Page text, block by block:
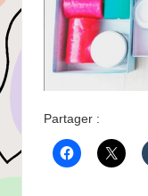
Partager :